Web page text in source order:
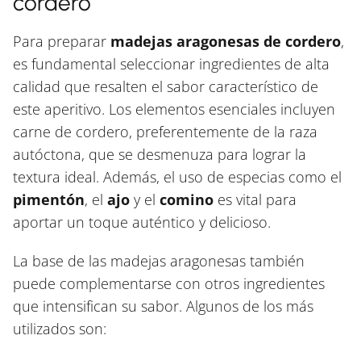
Para preparar madejas aragonesas de cordero,
es fundamental seleccionar ingredientes de alta
calidad que resalten el sabor característico de
este aperitivo. Los elementos esenciales incluyen
carne de cordero, preferentemente de la raza
autóctona, que se desmenuza para lograr la
textura ideal. Además, el uso de especias como el
pimentón, el ajo y el comino es vital para
aportar un toque auténtico y delicioso.
La base de las madejas aragonesas también
puede complementarse con otros ingredientes
que intensifican su sabor. Algunos de los más
utilizados son: